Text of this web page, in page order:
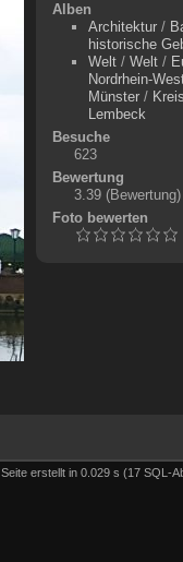
Alben
Architektur/
historische
Welt/ Welt/
Nordrhein-
Münster/
Lembeck
Besuche
623
Bewertung
3.39 (Bewertung)
Foto bewerten
Seite erstellt in 0.029 s (17 SQL-